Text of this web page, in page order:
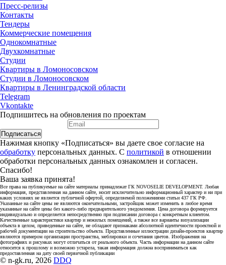
Пресс-релизы
Контакты
Тендеры
Коммерческие помещения
Однокомнатные
Двухкомнатные
Студии
Квартиры в Ломоносовском
Студии в Ломоносовском
Квартиры в Ленинградской области
Telegram
Vkontakte
Подпишитесь на обновления по проектам
Подписаться
Нажимая кнопку «Подписаться» вы даете свое согласие на
обработку персональных данных. С политикой в отношении
обработки персональных данных ознакомлен и согласен.
Спасибо!
Ваша заявка принята!
Все права на публикуемые на сайте материалы принадлежат ГК NOVOSELIE DEVELOPMENT. Любая
информация, представленная на данном сайте, носит исключительно информационный характер и ни при
каких условиях не является публичной офертой, определяемой положениями статьи 437 ГК РФ.
Указанные на сайте цены не являются окончательными, застройщик может изменить в любое время
указанные на сайте цены без какого-либо предварительного уведомления. Цена договора формируется
индивидуально и определяется непосредственно при подписании договора с конкретным клиентом.
Качественные характеристики квартир и нежилых помещений, а также все варианты визуализации
объекта в целом, приведенные на сайте, не обладают признаками абсолютной идентичности проектной и
рабочей документации на строительство объекта. Представленные иллюстрации дизайн-проектов квартир
являются примером организации пространства, меблировки и сочетания цветов. Изображения на
фотографиях и рисунках могут отличаться от реального объекта. Часть информации на данном сайте
относится к прошлому и возможно устарела, такая информация должна восприниматься как
предоставленная на дату своей первичной публикации
© n-gk.ru, 2026 DDQ